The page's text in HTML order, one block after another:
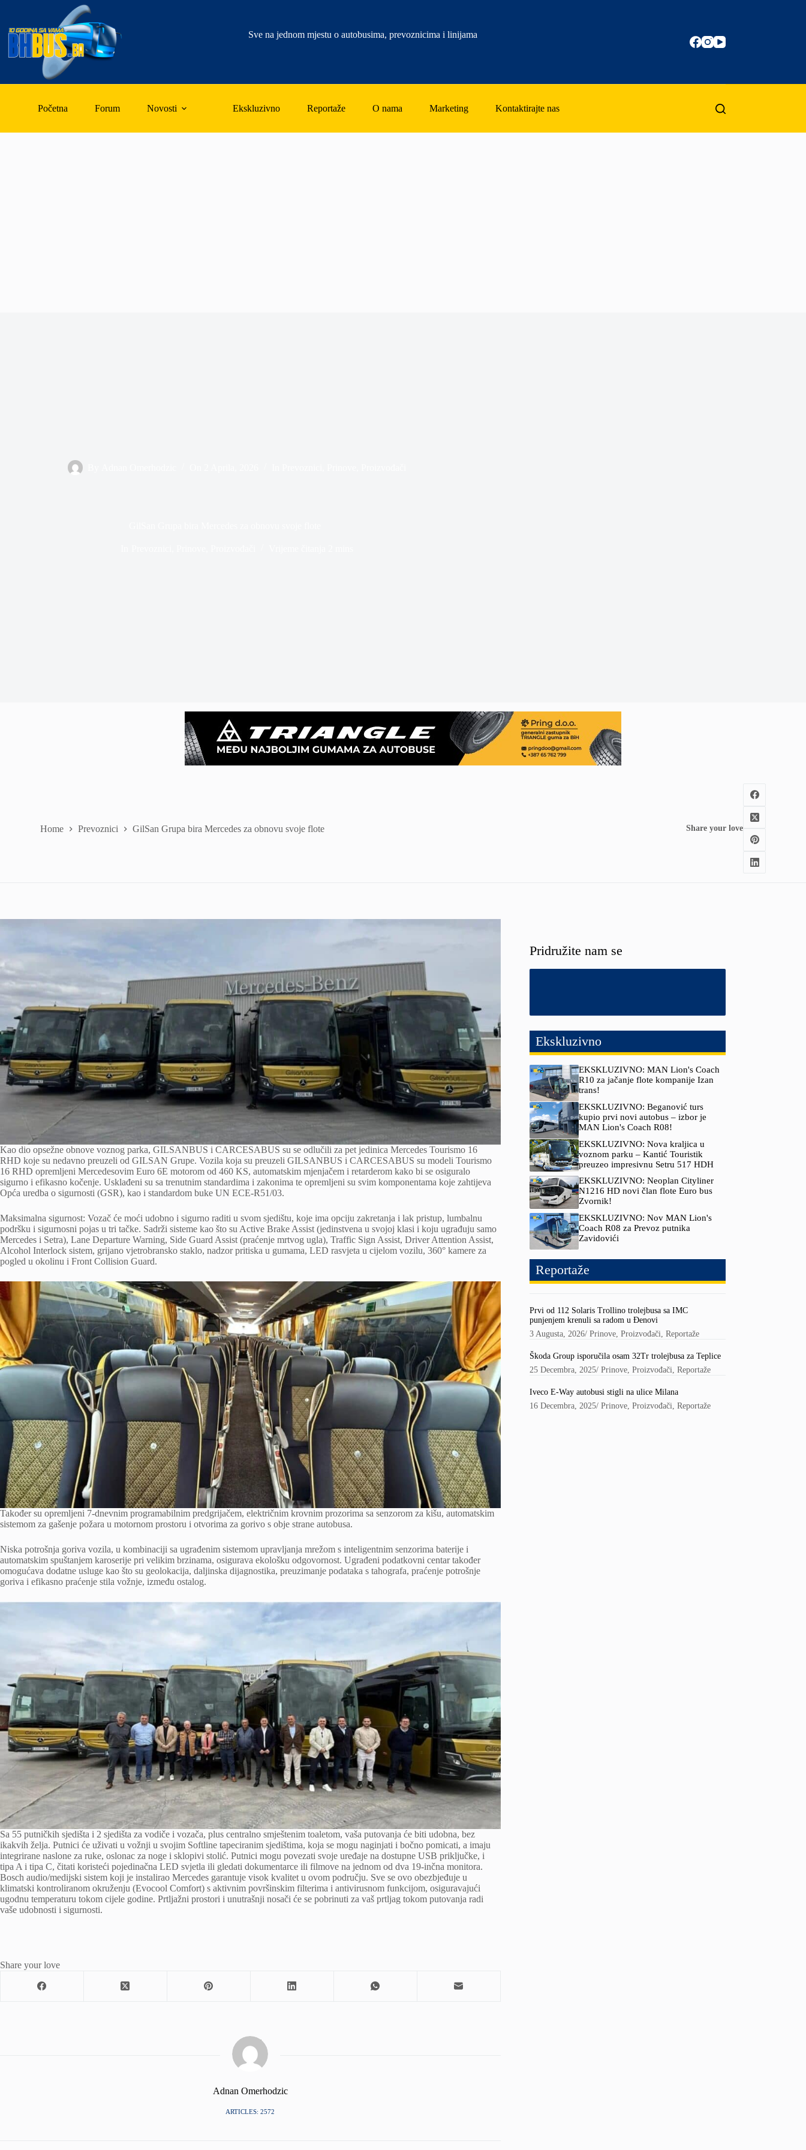
content
Sve na jednom mjestu o autobusima, prevoznicima i linijama
Početna Forum Novosti Ekskluzivno Reportaže O nama Marketing Kontaktirajte nas
Home Prevoznici GilSan Grupa bira Mercedes za obnovu svoje flote Share your love
Kao dio opsežne obnove voznog parka, GILSANBUS i CARCESABUS su se odlučili za pet jedinica Mercedes Tourismo 16
RHD koje su nedavno preuzeli od GILSAN Grupe. Vozila koja su preuzeli GILSANBUS i CARCESABUS su modeli Tourismo
16 RHD opremljeni Mercedesovim Euro 6E motorom od 460 KS, automatskim mjenjačem i retarderom kako bi se osiguralo
sigurno i efikasno kočenje. Usklađeni su sa trenutnim standardima i zakonima te opremljeni su svim komponentama koje zahtijeva
Opća uredba o sigurnosti (GSR), kao i standardom buke UN ECE-R51/03.
Maksimalna sigurnost: Vozač će moći udobno i sigurno raditi u svom sjedištu, koje ima opciju zakretanja i lak pristup, lumbalnu
podršku i sigurnosni pojas u tri tačke. Sadrži sisteme kao što su Active Brake Assist (jedinstvena u svojoj klasi i koju ugrađuju samo
Mercedes i Setra), Lane Departure Warning, Side Guard Assist (praćenje mrtvog ugla), Traffic Sign Assist, Driver Attention Assist,
Alcohol Interlock sistem, grijano vjetrobransko staklo, nadzor pritiska u gumama, LED rasvjeta u cijelom vozilu, 360° kamere za
pogled u okolinu i Front Collision Guard.
Također su opremljeni 7-dnevnim programabilnim predgrijačem, električnim krovnim prozorima sa senzorom za kišu, automatskim
sistemom za gašenje požara u motornom prostoru i otvorima za gorivo s obje strane autobusa.
Niska potrošnja goriva vozila, u kombinaciji sa ugrađenim sistemom upravljanja mrežom s inteligentnim senzorima baterije i
automatskim spuštanjem karoserije pri velikim brzinama, osigurava ekološku odgovornost. Ugrađeni podatkovni centar također
omogućava dodatne usluge kao što su geolokacija, daljinska dijagnostika, preuzimanje podataka s tahografa, praćenje potrošnje
goriva i efikasno praćenje stila vožnje, između ostalog.
Sa 55 putničkih sjedišta i 2 sjedišta za vodiče i vozača, plus centralno smještenim toaletom, vaša putovanja će biti udobna, bez
ikakvih želja. Putnici će uživati ​​u vožnji u svojim Softline tapeciranim sjedištima, koja se mogu naginjati i bočno pomicati, a imaju
integrirane naslone za ruke, oslonac za noge i sklopivi stolić. Putnici mogu povezati svoje uređaje na dostupne USB priključke, i
tipa A i tipa C, čitati koristeći pojedinačna LED svjetla ili gledati dokumentarce ili filmove na jednom od dva 19-inčna monitora.
Bosch audio/medijski sistem koji je instalirao Mercedes garantuje visok kvalitet u ovom području. Sve se ovo obezbjeđuje u
klimatski kontroliranom okruženju (Evocool Comfort) s aktivnim površinskim filterima i antivirusnom funkcijom, osiguravajući
ugodnu temperaturu tokom cijele godine. Prtljažni prostori i unutrašnji nosači će se pobrinuti za vaš prtljag tokom putovanja radi
vaše udobnosti i sigurnosti.
Share your love
Adnan Omerhodzic
ARTICLES: 2572
Pridružite nam se
Ekskluzivno
EKSKLUZIVNO: MAN Lion's Coach
R10 za jačanje flote kompanije Izan
trans!
EKSKLUZIVNO: Beganović turs
kupio prvi novi autobus – izbor je
MAN Lion's Coach R08!
EKSKLUZIVNO: Nova kraljica u
voznom parku – Kantić Touristik
preuzeo impresivnu Setru 517 HDH
EKSKLUZIVNO: Neoplan Cityliner
N1216 HD novi član flote Euro bus
Zvornik!
EKSKLUZIVNO: Nov MAN Lion's
Coach R08 za Prevoz putnika
Zavidovići
Reportaže
Prvi od 112 Solaris Trollino trolejbusa sa IMC
punjenjem krenuli sa radom u Đenovi
3 Augusta, 2026/Prinove,Proizvođači,Reportaže
Škoda Group isporučila osam 32Tr trolejbusa za Teplice
25 Decembra, 2025/Prinove,Proizvođači,Reportaže
Iveco E-Way autobusi stigli na ulice Milana
16 Decembra, 2025/Prinove,Proizvođači,Reportaže